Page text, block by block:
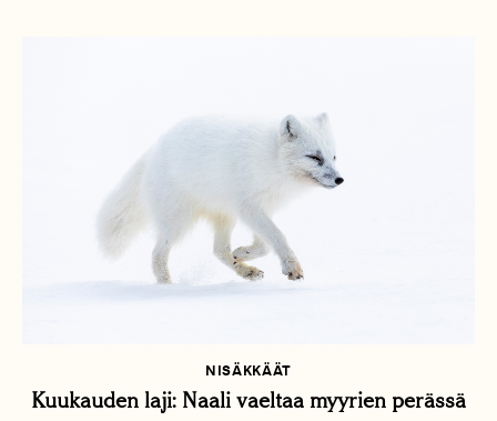
NISÄKKÄÄT
Kuukauden laji: Naali vaeltaa myyrien perässä